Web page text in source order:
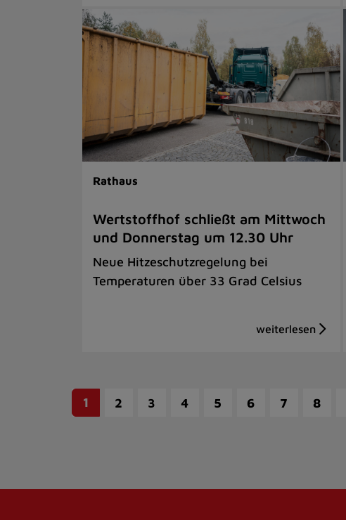
Rathaus
Wertstoffhof schließt am Mittwoch
und Donnerstag um 12.30 Uhr
Neue Hitzeschutzregelung bei
Temperaturen über 33 Grad Celsius
1 2 3 4 5 6 7 8